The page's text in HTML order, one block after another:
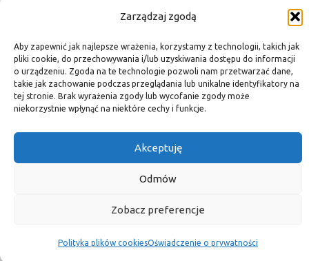
Zarządzaj zgodą
Aby zapewnić jak najlepsze wrażenia, korzystamy z technologii, takich jak
pliki cookie, do przechowywania i/lub uzyskiwania dostępu do informacji
o urządzeniu. Zgoda na te technologie pozwoli nam przetwarzać dane,
takie jak zachowanie podczas przeglądania lub unikalne identyfikatory na
tej stronie. Brak wyrażenia zgody lub wycofanie zgody może
niekorzystnie wpłynąć na niektóre cechy i funkcje.
Akceptuję
Odmów
Zobacz preferencje
Polityka plików cookiesOświadczenie o prywatności